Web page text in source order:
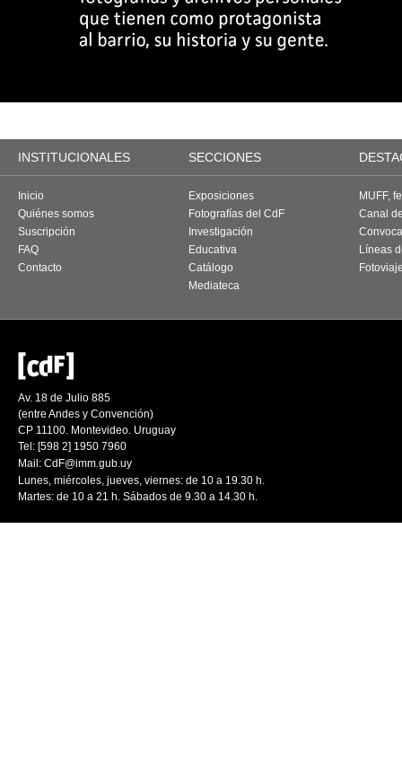
INSTITUCIONALES SECCIONES
Inicio
Quiénes somos
Suscripción
FAQ
Contacto
Exposiciones
Fotografías del CdF
Investigación
Educativa
Catálogo
Mediateca
MUFF,
Canal
Líneas
Av. 18 de Julio 885
(entre Andes y Convención)
CP 11100. Montevideo. Uruguay
Tel: [598 2] 1950 7960
Mail: CdF@imm.gub.uy
Lunes, miércoles, jueves, viernes: de 10 a 19.30 h.
Martes: de 10 a 21 h. Sábados de 9.30 a 14.30 h.